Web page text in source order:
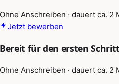
Ohne Anschreiben · dauert ca. 2
Jetzt bewerben
Bereit für den ersten
Ohne Anschreiben · dauert ca. 2